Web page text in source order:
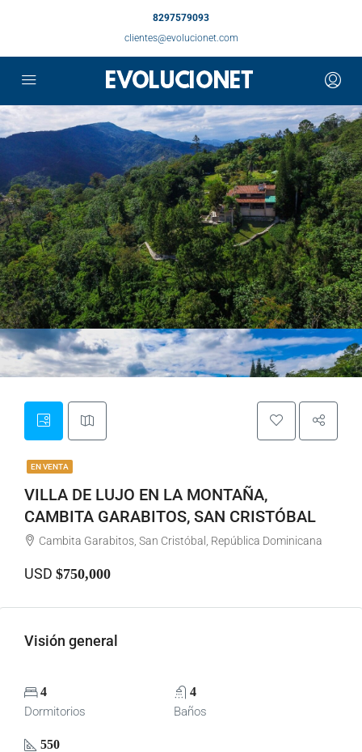
8297579093
clientes@evolucionet.com
EN VENTA
VILLA DE LUJO EN LA MONTAÑA,
CAMBITA GARABITOS, SAN CRISTÓBAL
Cambita Garabitos, San Cristóbal, República Dominicana
USD $750,000
Visión general
4
Dormitorios
4
Baños
550